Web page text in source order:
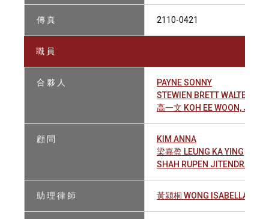
傳 真 2110-0421
職 員
合 夥 人
PAYNE SONNY
STEWIEN BRETT WALTER
高一文 KOH EE WOON, JOHN
顧 問
KIM ANNA
梁嘉盈 LEUNG KA YING
SHAH RUPEN JITENDRA
助 理 律 師 黃潁桐 WONG ISABELLA